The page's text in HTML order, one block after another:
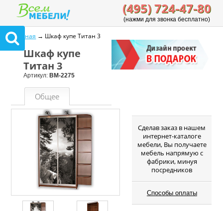
(495) 724-47-80
(нажми для звонка бесплатно)
Главная → Шкаф купе Титан 3
Шкаф купе
Титан 3
Артикул: ВМ-2275
Общее
Cделав заказ в нашем
интернет-каталоге
мебели, Вы получаете
мебель напрямую с
фабрики, минуя
посредников
Способы оплаты